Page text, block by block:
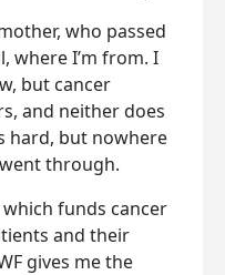
who passed
where I’m from. I
but cancer
and neither does
hard, but nowhere
through.
which funds cancer
and their
gives me the